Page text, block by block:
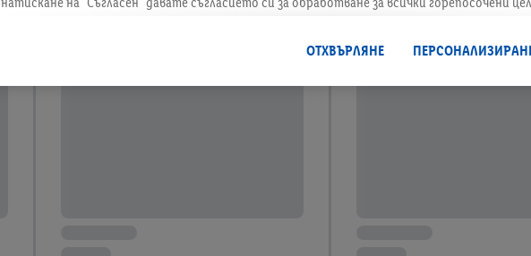
всяко време с действие за в бъдеще, можете да намерите в нашата
политика за
ОТХВЪРЛЯНЕ